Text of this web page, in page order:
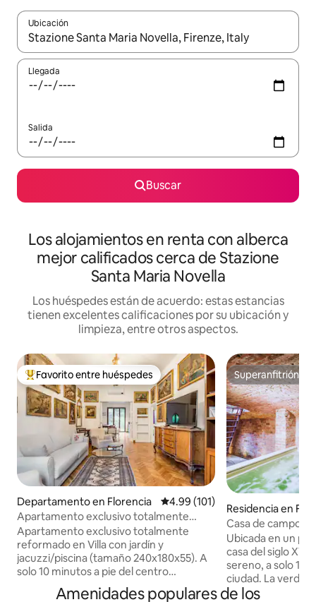
Ubicación
Cuando los resultados estén disponibles, podrás navegar
Llegada
Salida
Buscar
Los alojamientos en renta con alberca
mejor calificados cerca de Stazione
Santa Maria Novella
Los huéspedes están de acuerdo: estas estancias
tienen excelentes calificaciones por su ubicación y
limpieza, entre otros aspectos.
De los mejores en Favorito entre huéspedes
Favorito entre huéspedes
Departamento en Florencia Calificación promedio: 4.99 de
4.99 (101)
Apartamento exclusivo totalmente
renovado en Villa
Apartamento exclusivo totalmente
reformado en Villa con jardín y
jacuzzi/piscina (tamaño 240x180x55). A
solo 10 minutos a pie del centro
histórico, junto a los jardines públicos de
Villa Stibbert, Villa Fabbricotti y
Superanfitrión
Superanfitrión
Residencia en
Casa de campo
cerca del centro
Ubicada en un
casa del siglo
sereno, a solo 15
ciudad. La verdadera joya es la piscina
subterránea
Amenidades populares de los